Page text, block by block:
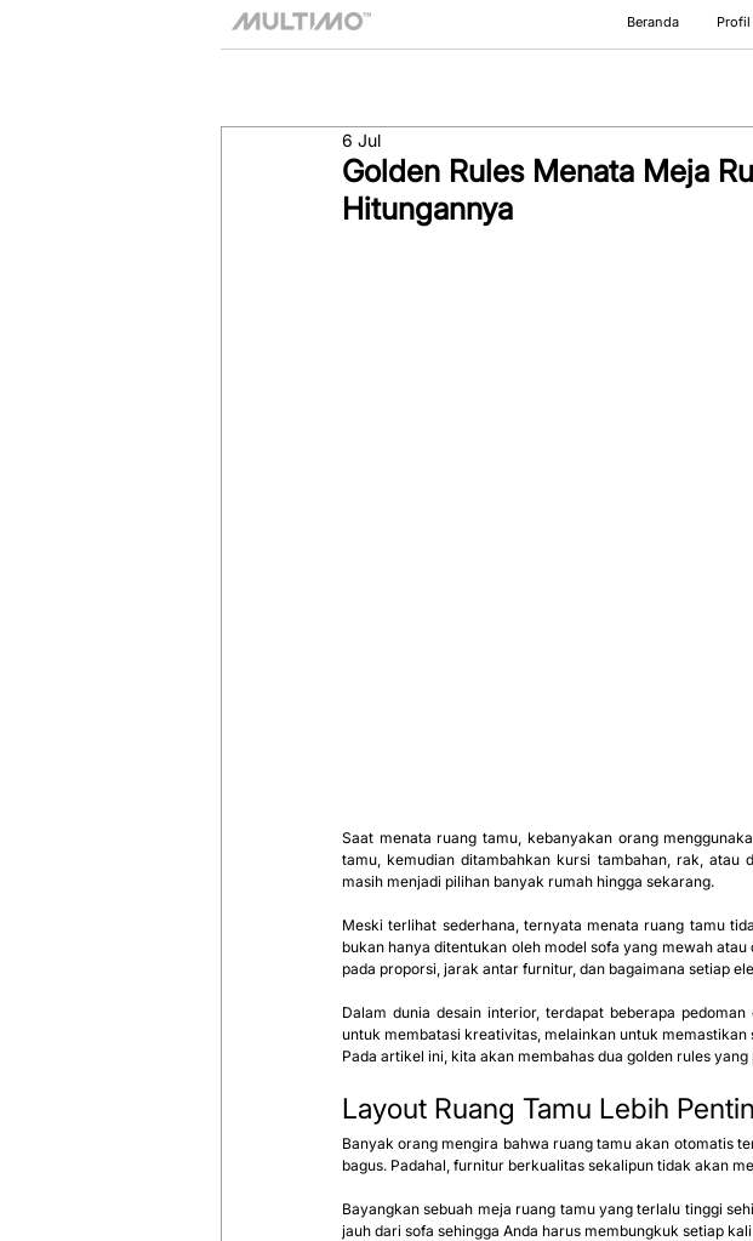
Beranda Profil
Golden Rules Menata Meja
Hitungannya
6 Jul
Saat menata ruang tamu, kebanyakan orang
tamu, kemudian ditambahkan kursi tambahan, rak, atau
masih menjadi pilihan banyak rumah hingga sekarang.
Meski terlihat sederhana, ternyata menata ruang tamu
bukan hanya ditentukan oleh model sofa yang mewah
pada proporsi, jarak antar furnitur, dan bagaimana setiap
Dalam dunia desain interior, terdapat beberapa
untuk membatasi kreativitas, melainkan untuk
Pada artikel ini, kita akan membahas dua golden rules
Layout Ruang Tamu Lebih
Banyak orang mengira bahwa ruang tamu akan otomatis
bagus. Padahal, furnitur berkualitas sekalipun tidak akan
Bayangkan sebuah meja ruang tamu yang terlalu tinggi
jauh dari sofa sehingga Anda harus membungkuk setiap